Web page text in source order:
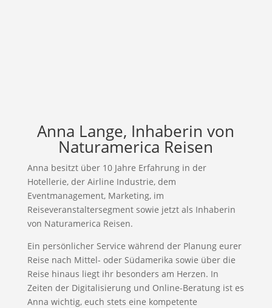
Anna Lange, Inhaberin von
Naturamerica Reisen
Anna besitzt über 10 Jahre Erfahrung in der
Hotellerie, der Airline Industrie, dem
Eventmanagement, Marketing, im
Reiseveranstaltersegment sowie jetzt als Inhaberin
von Naturamerica Reisen.
Ein persönlicher Service während der Planung eurer
Reise nach Mittel- oder Südamerika sowie über die
Reise hinaus liegt ihr besonders am Herzen. In
Zeiten der Digitalisierung und Online-Beratung ist es
Anna wichtig, euch stets eine kompetente